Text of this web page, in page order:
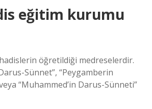
eğitim kurumu
öğretildiği medreselerdir.
Sünnet”, “Peygamberin
“Muhammed’in Darus-Sünneti”